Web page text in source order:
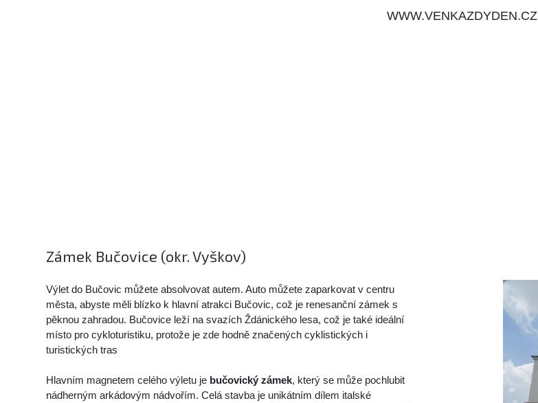
WWW.VENKAZDYDEN.CZ
Zámek Bučovice (okr. Vyškov)
Výlet do Bučovic můžete absolvovat autem. Auto můžete zaparkovat v centru
města, abyste měli blízko k hlavní atrakci Bučovic, což je renesanční zámek s
pěknou zahradou. Bučovice leží na svazích Ždánického lesa, což je také ideální
místo pro cykloturistiku, protože je zde hodně značených cyklistických i
turistických tras
Hlavním magnetem celého výletu je bučovický zámek, který se může pochlubit
nádherným arkádovým nádvořím. Celá stavba je unikátním dílem italské